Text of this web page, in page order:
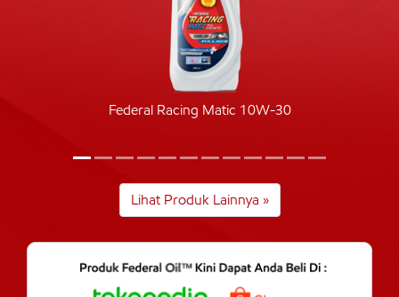
Federal Racing Matic 10W-30
Lihat Produk Lainnya »